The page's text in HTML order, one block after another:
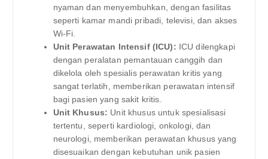
nyaman dan menyembuhkan, dengan fasilitas
seperti kamar mandi pribadi, televisi, dan akses
Wi-Fi.
Unit Perawatan Intensif (ICU): ICU dilengkapi
dengan peralatan pemantauan canggih dan
dikelola oleh spesialis perawatan kritis yang
sangat terlatih, memberikan perawatan intensif
bagi pasien yang sakit kritis.
Unit Khusus: Unit khusus untuk spesialisasi
tertentu, seperti kardiologi, onkologi, dan
neurologi, memberikan perawatan khusus yang
disesuaikan dengan kebutuhan unik pasien